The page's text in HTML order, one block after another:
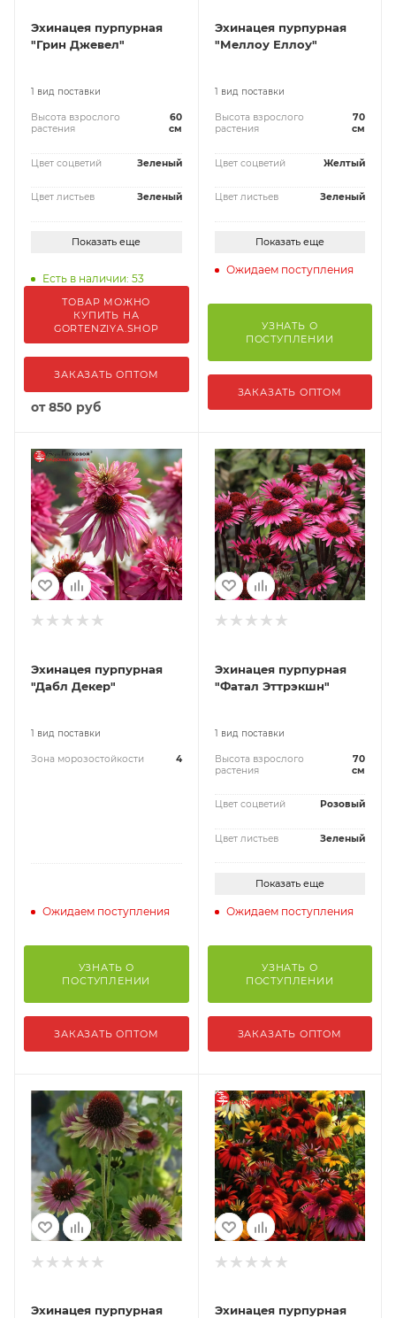
Эхинацея пурпурная
"Грин Джевел"
1 вид поставки
Высота взрослого
растения
60
см
Цвет соцветий Зеленый
Цвет листьев Зеленый
Показать еще
Есть в наличии: 53
ТОВАР МОЖНО
КУПИТЬ НА
GORTENZIYA.SHOP
ЗАКАЗАТЬ ОПТОМ
от850 руб
Эхинацея пурпурная
"Меллоу Еллоу"
1 вид поставки
Высота взрослого
растения
70
см
Цвет соцветий Желтый
Цвет листьев Зеленый
Показать еще
Ожидаем поступления
УЗНАТЬ О
ПОСТУПЛЕНИИ
ЗАКАЗАТЬ ОПТОМ
Эхинацея пурпурная
"Дабл Декер"
1 вид поставки
Зона морозостойкости 4
Ожидаем поступления
УЗНАТЬ О
ПОСТУПЛЕНИИ
ЗАКАЗАТЬ ОПТОМ
Эхинацея пурпурная
"Фатал Эттрэкшн"
1 вид поставки
Высота взрослого
растения
70
см
Цвет соцветий Розовый
Цвет листьев Зеленый
Показать еще
Ожидаем поступления
УЗНАТЬ О
ПОСТУПЛЕНИИ
ЗАКАЗАТЬ ОПТОМ
Эхинацея пурпурная Эхинацея пурпурная